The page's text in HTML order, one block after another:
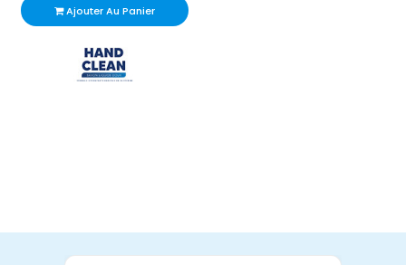
Ajouter Au Panier